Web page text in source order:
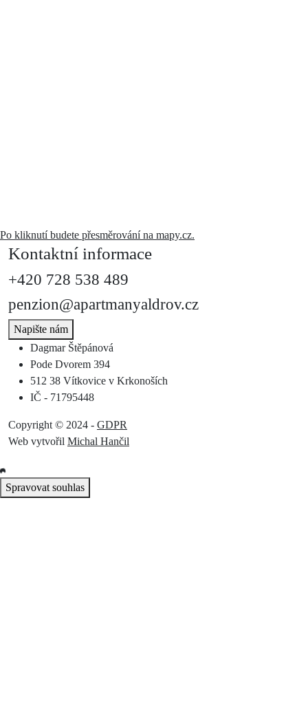
Po kliknutí budete přesměrování na mapy.cz.
Kontaktní informace
+420 728 538 489
penzion@apartmanyaldrov.cz
Napište nám
Dagmar Štěpánová
Pode Dvorem 394
512 38 Vítkovice v Krkonoších
IČ - 71795448
Copyright © 2024 - GDPR
Web vytvořil Michal Hančil
Spravovat souhlas